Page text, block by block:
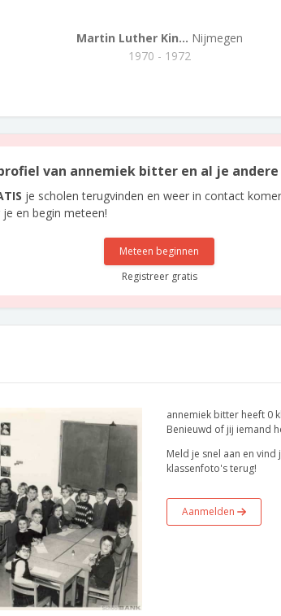
Martin Luther Kin... Nijmegen
1970 - 1972
van annemiek bitter en al je
je scholen terugvinden en weer in contact
en begin meteen!
Meteen beginnen
Registreer gratis
annemiek bitter heeft 0
Benieuwd of jij iemand
Meld je snel aan en
klassenfoto's terug!
Aanmelden